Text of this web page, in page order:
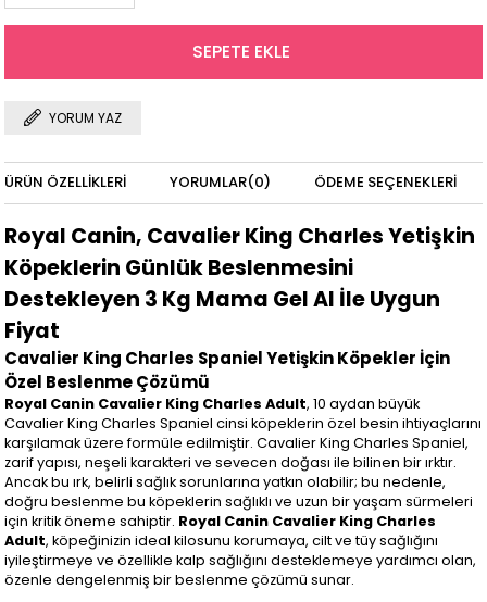
YORUM YAZ
ÜRÜN ÖZELLIKLERI YORUMLAR(0) ÖDEME SEÇENEKLERI
Royal Canin, Cavalier King Charles Yetişkin
Köpeklerin Günlük Beslenmesini
Destekleyen 3 Kg Mama Gel Al İle Uygun
Fiyat
Cavalier King Charles Spaniel Yetişkin Köpekler İçin
Özel Beslenme Çözümü
Royal Canin Cavalier King Charles Adult, 10 aydan büyük
Cavalier King Charles Spaniel cinsi köpeklerin özel besin ihtiyaçlarını
karşılamak üzere formüle edilmiştir. Cavalier King Charles Spaniel,
zarif yapısı, neşeli karakteri ve sevecen doğası ile bilinen bir ırktır.
Ancak bu ırk, belirli sağlık sorunlarına yatkın olabilir; bu nedenle,
doğru beslenme bu köpeklerin sağlıklı ve uzun bir yaşam sürmeleri
için kritik öneme sahiptir. Royal Canin Cavalier King Charles
Adult, köpeğinizin ideal kilosunu korumaya, cilt ve tüy sağlığını
iyileştirmeye ve özellikle kalp sağlığını desteklemeye yardımcı olan,
özenle dengelenmiş bir beslenme çözümü sunar.